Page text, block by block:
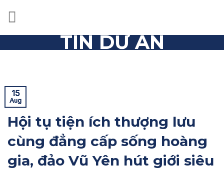
TIN DỰ ÁN
15
Aug
Hội tụ tiện ích thượng lưu
cùng đẳng cấp sống hoàng
gia, đảo Vũ Yên hút giới siêu